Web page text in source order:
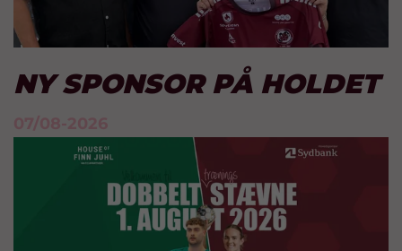
NY SPONSOR PÅ HOLDET
07/08-2026